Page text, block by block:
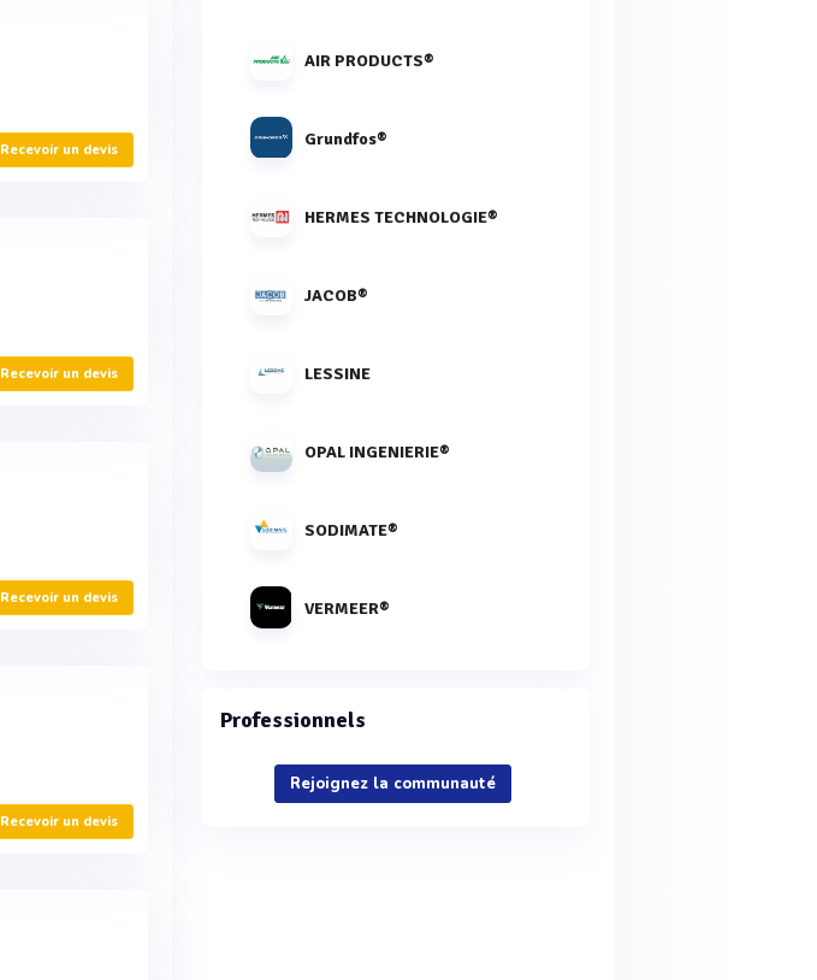
Recevoir un devis
Recevoir un devis
Recevoir un devis
Recevoir un devis
AIR PRODUCTS®
Grundfos®
HERMES TECHNOLOGIE®
JACOB®
LESSINE
OPAL INGENIERIE®
SODIMATE®
VERMEER®
Professionnels
Rejoignez la communauté